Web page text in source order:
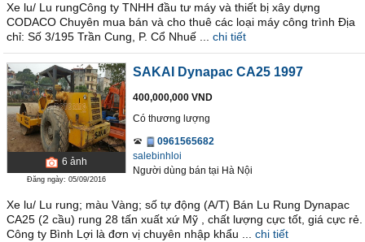
Xe lu/ Lu rungCông ty TNHH đầu tư máy và thiết bị xây dựng
CODACO Chuyên mua bán và cho thuê các loại máy công trình Địa
chỉ: Số 3/195 Trần Cung, P. Cổ Nhuế ...
chi tiết
6 ảnh
Đăng ngày: 05/09/2016
SAKAI Dynapac CA25 1997
400,000,000 VND
Có thương lượng
0961565682
salebinhloi
Người dùng bán tại Hà Nội
Xe lu/ Lu rung; màu Vàng; số tự động (A/T) Bán Lu Rung Dynapac
CA25 (2 cầu) rung 28 tấn xuất xứ Mỹ , chất lượng cực tốt, giá cực rẻ.
Công ty Bình Lợi là đơn vị chuyên nhập khẩu ...
chi tiết